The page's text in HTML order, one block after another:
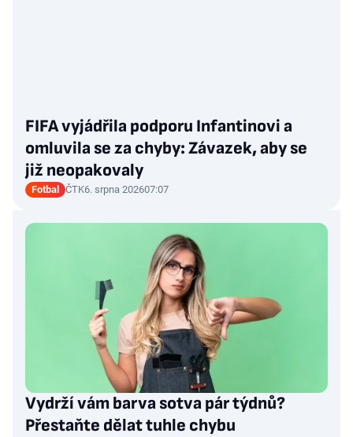
FIFA vyjádřila podporu Infantinovi a
omluvila se za chyby: Závazek, aby se
již neopakovaly
Fotbal ČTK6. srpna 202607:07
Vydrží vám barva sotva pár týdnů?
Přestaňte dělat tuhle chybu